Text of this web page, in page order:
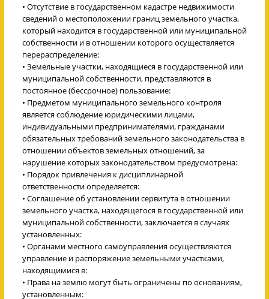
• Отсутствие в государственном кадастре недвижимости
сведений о местоположении границ земельного участка,
который находится в государственной или муниципальной
собственности и в отношении которого осуществляется
перераспределение:
• Земельные участки, находящиеся в государственной или
муниципальной собственности, представляются в
постоянное (бессрочное) пользование:
• Предметом муниципального земельного контроля
является соблюдение юридическими лицами,
индивидуальными предпринимателями, гражданами
обязательных требований земельного законодательства в
отношении объектов земельных отношений, за
нарушение которых законодательством предусмотрена:
• Порядок привлечения к дисциплинарной
ответственности определяется:
• Соглашение об установлении сервитута в отношении
земельного участка, находящегося в государственной или
муниципальной собственности, заключается в случаях
установленных:
• Органами местного самоуправления осуществляются
управление и распоряжение земельными участками,
находящимися в:
• Права на землю могут быть ограничены по основаниям,
установленным: